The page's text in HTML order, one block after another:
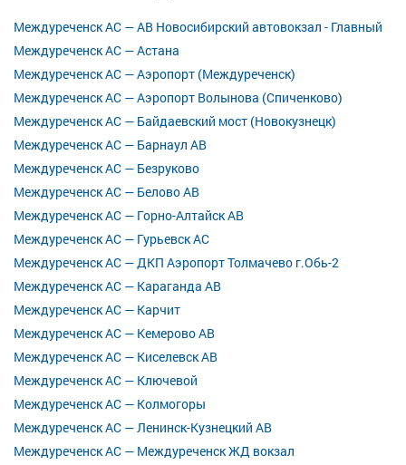
Междуреченск АС — АВ Новосибирский автовокзал - Главный
Междуреченск АС — Астана
Междуреченск АС — Аэропорт (Междуреченск)
Междуреченск АС — Аэропорт Волынова (Спиченково)
Междуреченск АС — Байдаевский мост (Новокузнецк)
Междуреченск АС — Барнаул АВ
Междуреченск АС — Безруково
Междуреченск АС — Белово АВ
Междуреченск АС — Горно-Алтайск АВ
Междуреченск АС — Гурьевск АС
Междуреченск АС — ДКП Аэропорт Толмачево г.Обь-2
Междуреченск АС — Караганда АВ
Междуреченск АС — Карчит
Междуреченск АС — Кемерово АВ
Междуреченск АС — Киселевск АВ
Междуреченск АС — Ключевой
Междуреченск АС — Колмогоры
Междуреченск АС — Ленинск-Кузнецкий АВ
Междуреченск АС — Междуреченск ЖД вокзал